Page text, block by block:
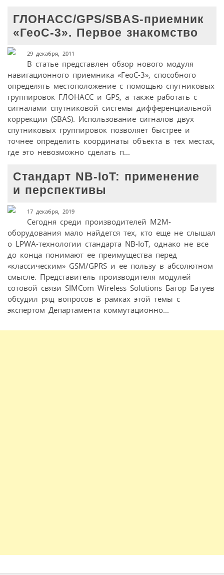
ГЛОНАСС/GPS/SBAS-приемник
«ГеоС-3». Первое знакомство
29 декабря, 2011
В статье представлен обзор нового модуля
навигационного приемника «ГеоС-3», способного
определять местоположение с помощью спутниковых
группировок ГЛОНАСС и GPS, а также работать с
сигналами спутниковой системы дифференциальной
коррекции (SBAS). Использование сигналов двух
спутниковых группировок позволяет быстрее и
точнее определить координаты объекта в тех местах,
где это невозможно сделать п...
Стандарт NB-IoT: применение
и перспективы
17 декабря, 2019
Сегодня среди производителей М2М-
оборудования мало найдется тех, кто еще не слышал
о LPWA-технологии стандарта NB-IoT, однако не все
до конца понимают ее преимущества перед
«классическим» GSM/GPRS и ее пользу в абсолютном
смысле. Представитель производителя модулей
сотовой связи SIMCom Wireless Solutions Батор Батуев
обсудил ряд вопросов в рамках этой темы с
экспертом Департамента коммутационно...